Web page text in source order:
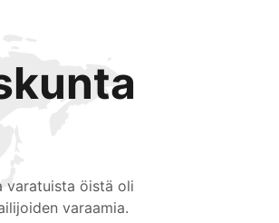
varatuista öistä oli
varaamia.